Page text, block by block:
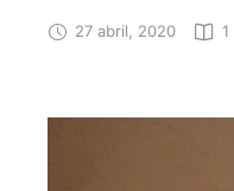
27 abril, 2020 1